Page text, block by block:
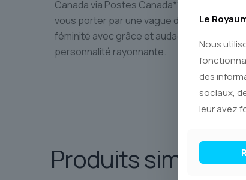
Canada via Postes Canada**. Commandez
vous porter par une vague de plaisir et
féminité avec grâce et audace, cette
personnalité rayonnante.
Produits similaires
Le
Nous
des
sociaux,
leur avez